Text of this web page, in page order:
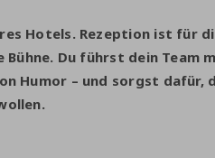
Hotels. Rezeption ist für
Du führst dein Team
Humor – und sorgst dafür,